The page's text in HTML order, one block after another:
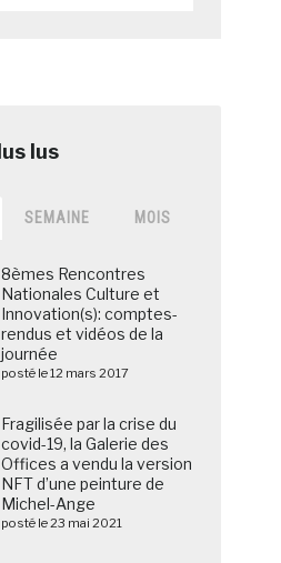
SEMAINE MOIS
8èmes Rencontres
Nationales Culture et
Innovation(s): comptes-
rendus et vidéos de la
journée
posté le 12 mars 2017
Fragilisée par la crise du
covid-19, la Galerie des
Offices a vendu la version
NFT d’une peinture de
Michel-Ange
posté le 23 mai 2021